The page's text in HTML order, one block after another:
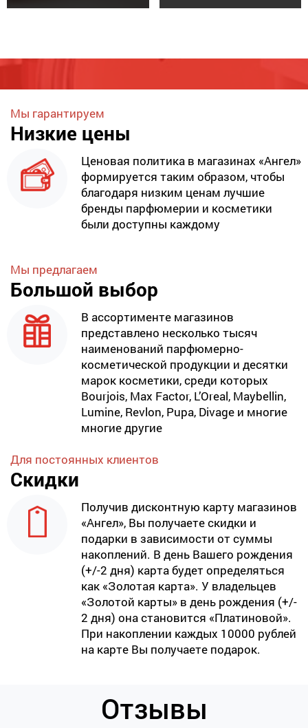
Мы гарантируем
Низкие цены
Ценовая политика в магазинах «Ангел»
формируется таким образом, чтобы
благодаря низким ценам лучшие
бренды парфюмерии и косметики
были доступны каждому
Мы предлагаем
Большой выбор
В ассортименте магазинов
представлено несколько тысяч
наименований парфюмерно-
косметической продукции и десятки
марок косметики, среди которых
Bourjois, Max Factor, L’Oreal, Maybellin,
Lumine, Revlon, Pupa, Divage и многие
многие другие
Для постоянных клиентов
Скидки
Получив дисконтную карту магазинов
«Ангел», Вы получаете скидки и
подарки в зависимости от суммы
накоплений. В день Вашего рождения
(+/-2 дня) карта будет определяться
как «Золотая карта». У владельцев
«Золотой карты» в день рождения (+/-
2 дня) она становится «Платиновой».
При накоплении каждых 10000 рублей
на карте Вы получаете подарок.
Отзывы